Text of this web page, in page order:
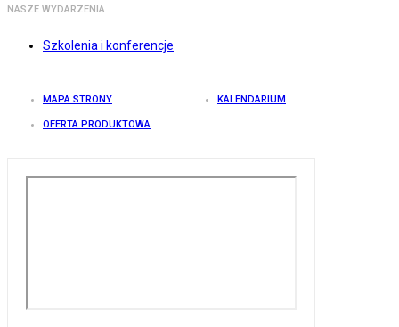
NASZE WYDARZENIA
Szkolenia i konferencje
MAPA STRONY KALENDARIUM
OFERTA PRODUKTOWA